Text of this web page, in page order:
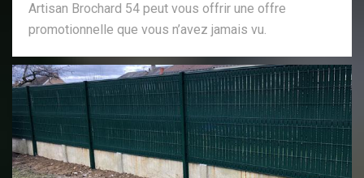
Artisan Brochard 54 peut vous offrir une offre
promotionnelle que vous n’avez jamais vu.